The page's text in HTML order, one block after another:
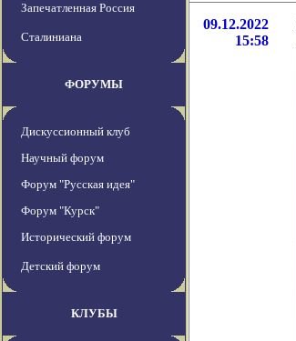
Запечатленная Россия
Сталиниана
ФОРУМЫ
Дискуссионный клуб
Научный форум
Форум "Русская идея"
Форум "Курск"
Исторический форум
Детский форум
КЛУБЫ
09.12.2022
15:58